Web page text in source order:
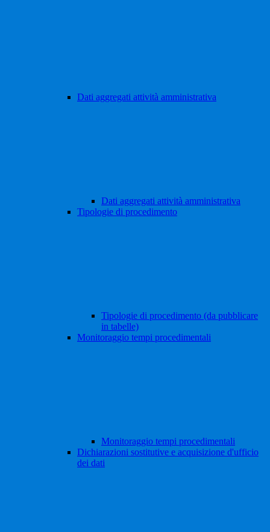
Dati aggregati attività amministrativa
Dati aggregati attività amministrativa
Tipologie di procedimento
Tipologie di procedimento (da pubblicare
in tabelle)
Monitoraggio tempi procedimentali
Monitoraggio tempi procedimentali
Dichiarazioni sostitutive e acquisizione d'ufficio
dei dati